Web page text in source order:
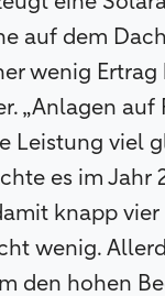
auf dem
wenig
„Anlagen
Leistung viel
es im
knapp vier
wenig.
den hohen